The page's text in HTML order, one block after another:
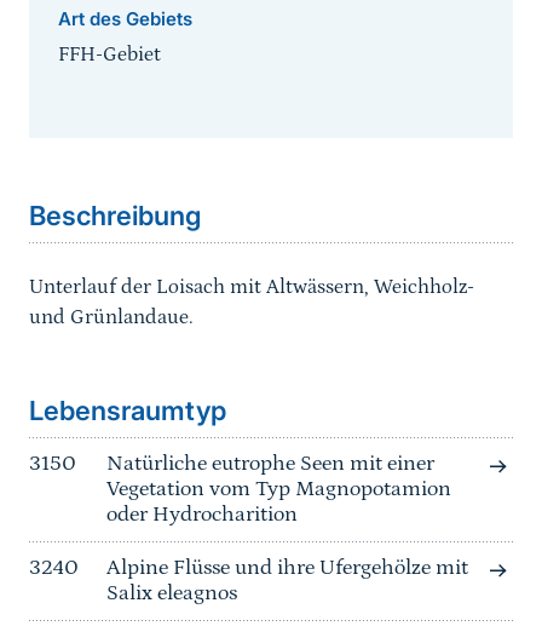
Art des Gebiets
FFH-Gebiet
Beschreibung
Unterlauf der Loisach mit Altwässern, Weichholz-
und Grünlandaue.
Lebensraumtyp
3150
Natürliche eutrophe Seen mit einer
Vegetation vom Typ Magnopotamion
oder Hydrocharition
3240
Alpine Flüsse und ihre Ufergehölze mit
Salix eleagnos